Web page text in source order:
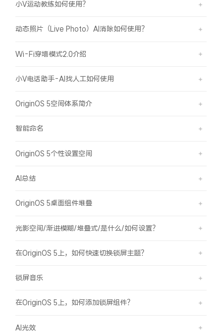
小V运动教练如何使用？
动态照片（Live Photo）AI消除如何使用？
Wi-Fi穿墙模式2.0介绍
小V电话助手-AI找人工如何使用
OriginOS 5空间体系简介
智能命名
OriginOS 5个性设置空间
AI总结
OriginOS 5桌面组件堆叠
光影空间/渐进模糊/堆叠式/是什么/如何设置？
在OriginOS 5上，如何快速切换锁屏主题？
锁屏音乐
在OriginOS 5上，如何添加锁屏组件？
AI光效